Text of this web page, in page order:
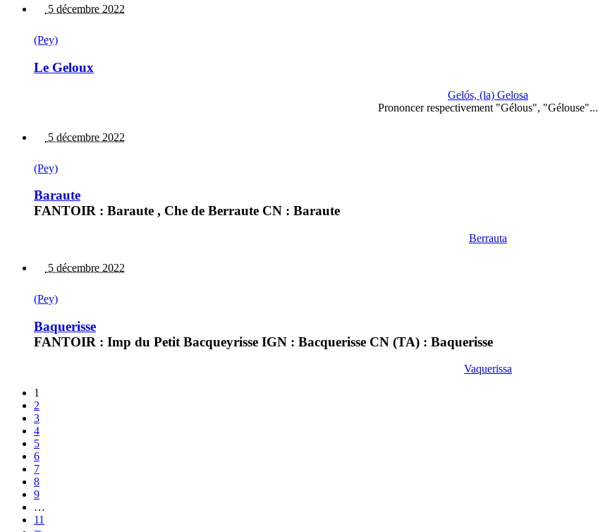
5 décembre 2022
(Pey)
Le Geloux
Gelós, (la) Gelosa
Prononcer respectivement "Gélous", "Gélouse"...
5 décembre 2022
(Pey)
Baraute
FANTOIR : Baraute , Che de Berraute CN : Baraute
Berrauta
5 décembre 2022
(Pey)
Baquerisse
FANTOIR : Imp du Petit Bacqueyrisse IGN : Bacquerisse CN (TA) : Baquerisse
Vaquerissa
1
2
3
4
5
6
7
8
9
…
11